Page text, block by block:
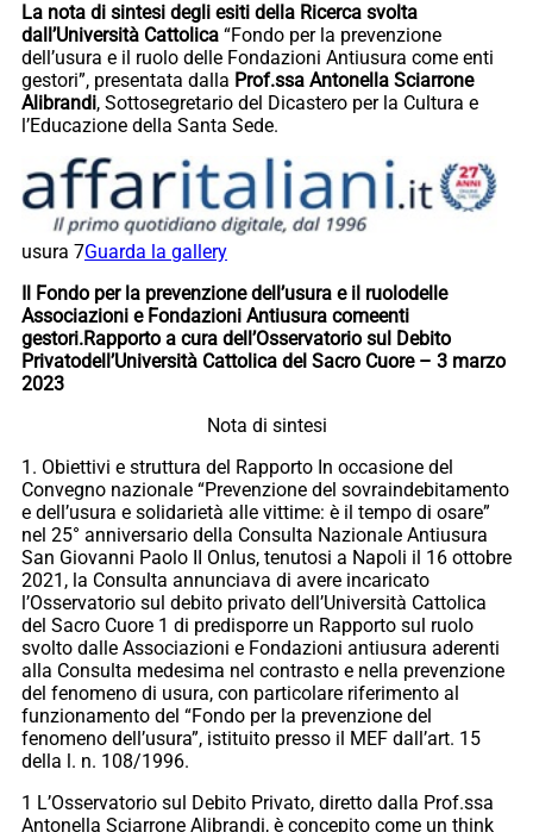
La nota di sintesi degli esiti della Ricerca svolta
dall’Università Cattolica “Fondo per la prevenzione
dell’usura e il ruolo delle Fondazioni Antiusura come enti
gestori”, presentata dalla Prof.ssa Antonella Sciarrone
Alibrandi, Sottosegretario del Dicastero per la Cultura e
l’Educazione della Santa Sede.
usura 7Guarda la gallery
Il Fondo per la prevenzione dell’usura e il ruolodelle
Associazioni e Fondazioni Antiusura comeenti
gestori.Rapporto a cura dell’Osservatorio sul Debito
Privatodell’Università Cattolica del Sacro Cuore – 3 marzo
2023
Nota di sintesi
1. Obiettivi e struttura del Rapporto In occasione del
Convegno nazionale “Prevenzione del sovraindebitamento
e dell’usura e solidarietà alle vittime: è il tempo di osare”
nel 25° anniversario della Consulta Nazionale Antiusura
San Giovanni Paolo II Onlus, tenutosi a Napoli il 16 ottobre
2021, la Consulta annunciava di avere incaricato
l’Osservatorio sul debito privato dell’Università Cattolica
del Sacro Cuore 1 di predisporre un Rapporto sul ruolo
svolto dalle Associazioni e Fondazioni antiusura aderenti
alla Consulta medesima nel contrasto e nella prevenzione
del fenomeno di usura, con particolare riferimento al
funzionamento del “Fondo per la prevenzione del
fenomeno dell’usura”, istituito presso il MEF dall’art. 15
della l. n. 108/1996.
1 L’Osservatorio sul Debito Privato, diretto dalla Prof.ssa
Antonella Sciarrone Alibrandi, è concepito come un think